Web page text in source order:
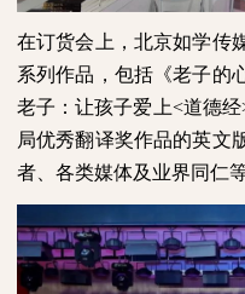
在订货会上，北京如学传
系列作品，包括《老子的
老子：让孩子爱上<道德经
局优秀翻译奖作品的英文
者、各类媒体及业界同仁